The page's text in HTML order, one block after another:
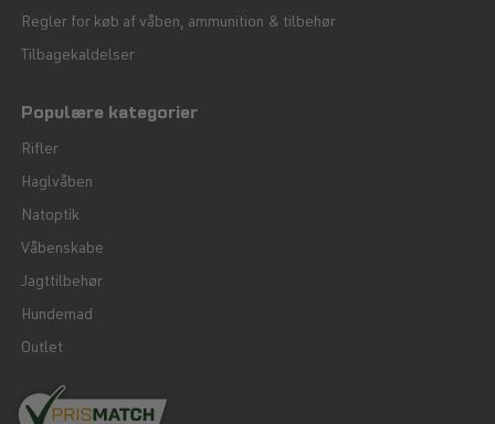
Regler for køb af våben, ammunition & tilbehør
Tilbagekaldelser
Populære kategorier
Rifler
Haglvåben
Natoptik
Våbenskabe
Jagttilbehør
Hundemad
Outlet